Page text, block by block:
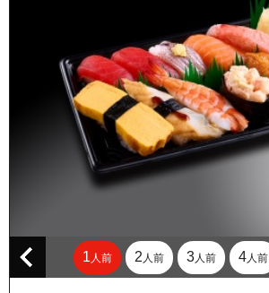
東京都清瀬市松山２丁目
東京都清瀬市松山３丁目
東京都西東京市ひばりが丘１丁目
東京都西東京市ひばりが丘北３丁目
東京都西東京市ひばりが丘北４丁目
東京都東久留米市上の原１丁目
東京都東久留米市学園町２丁目
1 人前 2 人前 3人前 4人前